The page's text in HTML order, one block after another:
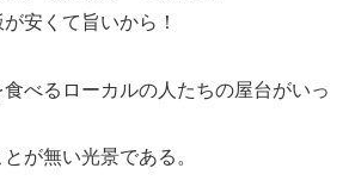
安くて旨いから！
べるローカルの人たちの屋台がいっ
が無い光景である。